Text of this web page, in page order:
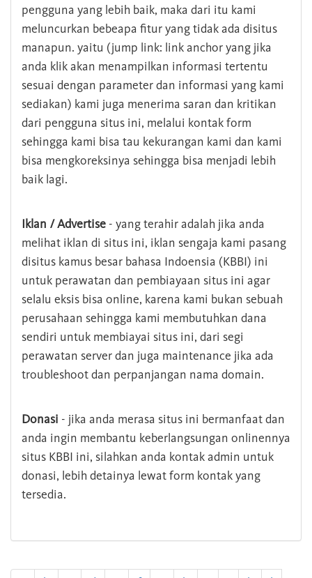
pengguna yang lebih baik, maka dari itu kami
meluncurkan bebeapa fitur yang tidak ada disitus
manapun. yaitu (jump link: link anchor yang jika
anda klik akan menampilkan informasi tertentu
sesuai dengan parameter dan informasi yang kami
sediakan) kami juga menerima saran dan kritikan
dari pengguna situs ini, melalui kontak form
sehingga kami bisa tau kekurangan kami dan kami
bisa mengkoreksinya sehingga bisa menjadi lebih
baik lagi.
Iklan / Advertise - yang terahir adalah jika anda
melihat iklan di situs ini, iklan sengaja kami pasang
disitus kamus besar bahasa Indoensia (KBBI) ini
untuk perawatan dan pembiayaan situs ini agar
selalu eksis bisa online, karena kami bukan sebuah
perusahaan sehingga kami membutuhkan dana
sendiri untuk membiayai situs ini, dari segi
perawatan server dan juga maintenance jika ada
troubleshoot dan perpanjangan nama domain.
Donasi - jika anda merasa situs ini bermanfaat dan
anda ingin membantu keberlangsungan onlinennya
situs KBBI ini, silahkan anda kontak admin untuk
donasi, lebih detainya lewat form kontak yang
tersedia.